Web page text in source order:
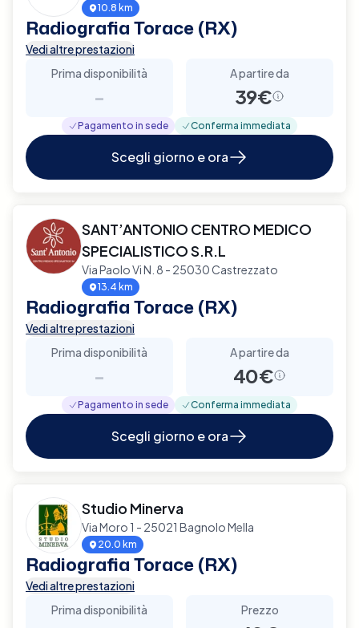
10.8 km
Radiografia Torace (RX)
Vedi altre prestazioni
Prima disponibilità
-
A partire da
39€
Pagamento in sede Conferma immediata
Scegli giorno e ora
SANT’ANTONIO CENTRO MEDICO
SPECIALISTICO S.R.L
Via Paolo Vi N. 8 - 25030 Castrezzato
13.4 km
Radiografia Torace (RX)
Vedi altre prestazioni
Prima disponibilità
-
A partire da
40€
Pagamento in sede Conferma immediata
Scegli giorno e ora
Studio Minerva
Via Moro 1 - 25021 Bagnolo Mella
20.0 km
Radiografia Torace (RX)
Vedi altre prestazioni
Prima disponibilità
Prezzo